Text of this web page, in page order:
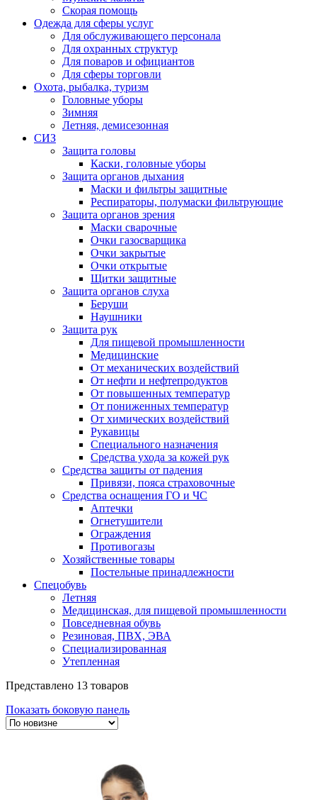
Скорая помощь
Одежда для сферы услуг
Для обслуживающего персонала
Для охранных структур
Для поваров и официантов
Для сферы торговли
Охота, рыбалка, туризм
Головные уборы
Зимняя
Летняя, демисезонная
СИЗ
Защита головы
Каски, головные уборы
Защита органов дыхания
Маски и фильтры защитные
Респираторы, полумаски фильтрующие
Защита органов зрения
Маски сварочные
Очки газосварщика
Очки закрытые
Очки открытые
Щитки защитные
Защита органов слуха
Беруши
Наушники
Защита рук
Для пищевой промышленности
Медицинские
От механических воздействий
От нефти и нефтепродуктов
От повышенных температур
От пониженных температур
От химических воздействий
Рукавицы
Специального назначения
Средства ухода за кожей рук
Средства защиты от падения
Привязи, пояса страховочные
Средства оснащения ГО и ЧС
Аптечки
Огнетушители
Ограждения
Противогазы
Хозяйственные товары
Постельные принадлежности
Спецобувь
Летняя
Медицинская, для пищевой промышленности
Повседневная обувь
Резиновая, ПВХ, ЭВА
Специализированная
Утепленная
Представлено 13 товаров
Показать боковую панель